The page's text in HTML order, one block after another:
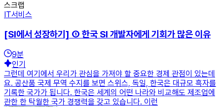
스크랩
IT서비스
[SI에서 성장하기] ① 한국 SI 개발자에게 기회가 많은 이유
9분
인기
그런데 여기에서 우리가 관심을 가져야 할 중요한 경제 관점이 있는데
요. 공산품 국제 무역 수지를 보면 스위스, 독일, 한국은 대규모 흑자를
기록한 국가가 됩니다. 한국은 세계의 어떤 나라와 비교해도 제조업에
관한 한 탁월한 국가 경쟁력을 갖고 있습니다. 이런